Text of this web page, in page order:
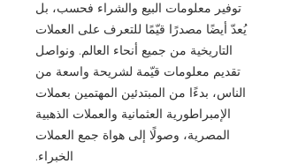
توفير معلومات البيع والشراء فحسب، بل
يُعدّ أيضًا مصدرًا قيّمًا للتعرف على العملات
التاريخية من جميع أنحاء العالم. ونواصل
تقديم معلومات قيّمة لشريحة واسعة من
الناس، بدءًا من المبتدئين المهتمين بعملات
الإمبراطورية العثمانية والعملات الذهبية
المصرية، وصولًا إلى هواة جمع العملات
الخبراء.